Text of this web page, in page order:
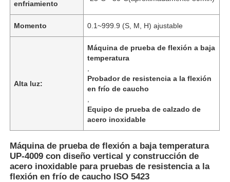
enfriamiento
Momento 0.1~999.9 (S, M, H) ajustable
Alta luz:
Máquina de prueba de flexión a baja
temperatura
Probador de resistencia a la flexión
en frío de caucho
Equipo de prueba de calzado de
acero inoxidable
Máquina de prueba de flexión a baja temperatura
UP-4009 con diseño vertical y construcción de
acero inoxidable para pruebas de resistencia a la
flexión en frío de caucho ISO 5423